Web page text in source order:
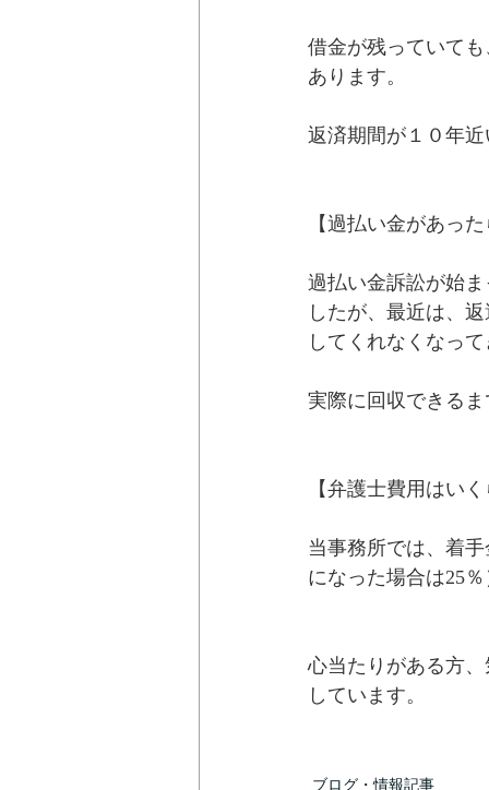
借金が残っていて
あります。
返済期間が１０年
【過払い金があっ
過払い金訴訟が始
したが、最近は、
してくれなくなっ
実際に回収できる
【弁護士費用はい
当事務所では、着
になった場合は25
心当たりがある方
しています。
ブログ・情報記事